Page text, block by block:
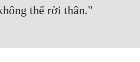
thể rời thân."